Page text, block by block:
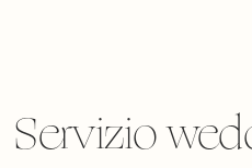
Servizio